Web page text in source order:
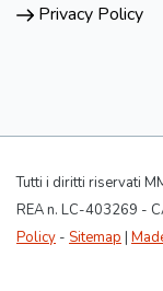
Privacy Policy
Tutti i diritti riservati
REA n. LC-403269 -
Policy - Sitemap |